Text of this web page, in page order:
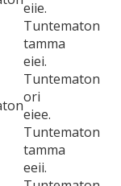
eiie.
Tuntematon
tamma
eiei.
Tuntematon
ori
eiee.
Tuntematon
tamma
eeii.